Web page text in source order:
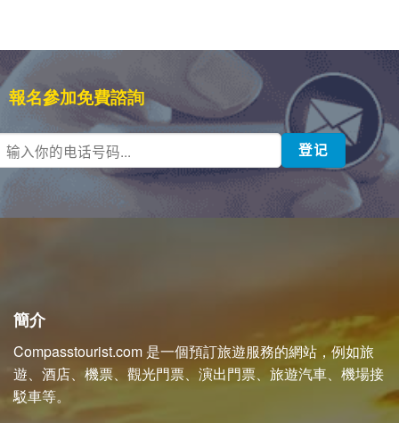
報名參加免費諮詢
簡介
Compasstourist.com 是一個預訂旅遊服務的網站，例如旅
遊、酒店、機票、觀光門票、演出門票、旅遊汽車、機場接
駁車等。